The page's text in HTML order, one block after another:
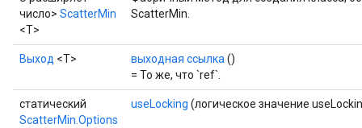
число> ScatterMin
<T>
ScatterMin.
Выход <Т> выходная ссылка()
= То же, что `ref`.
статический
ScatterMin.Options
useLocking (логическое значение